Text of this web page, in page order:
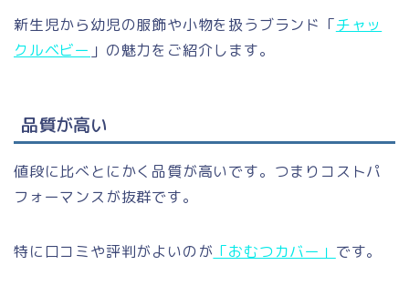
新生児から幼児の服飾や小物を扱うブランド「チャッ
クルベビー 」の魅力をご紹介します。
品質が高い
値段に比べとにかく品質が高いです。つまりコストパ
フォーマンスが抜群です。
特に口コミや評判がよいのが 「おむつカバー」 です。